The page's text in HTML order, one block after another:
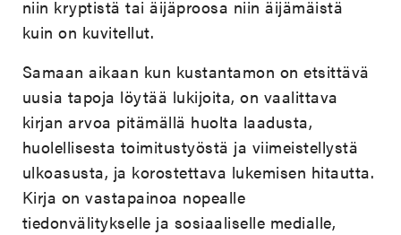
niin kryptistä tai äijäproosa niin äijämäistä
kuin on kuvitellut.
Samaan aikaan kun kustantamon on etsittävä
uusia tapoja löytää lukijoita, on vaalittava
kirjan arvoa pitämällä huolta laadusta,
huolellisesta toimitustyöstä ja viimeistellystä
ulkoasusta, ja korostettava lukemisen hitautta.
Kirja on vastapainoa nopealle
tiedonvälitykselle ja sosiaaliselle medialle,